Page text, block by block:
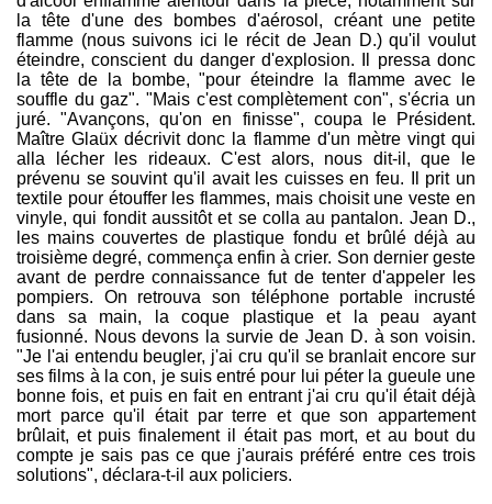
la tête d'une des bombes d'aérosol, créant une petite
flamme (nous suivons ici le récit de Jean D.) qu'il voulut
éteindre, conscient du danger d'explosion. Il pressa donc
la tête de la bombe, "pour éteindre la flamme avec le
souffle du gaz". "Mais c'est complètement con", s'écria un
juré. "Avançons, qu'on en finisse", coupa le Président.
Maître Glaüx décrivit donc la flamme d'un mètre vingt qui
alla lécher les rideaux. C'est alors, nous dit-il, que le
prévenu se souvint qu'il avait les cuisses en feu. Il prit un
textile pour étouffer les flammes, mais choisit une veste en
vinyle, qui fondit aussitôt et se colla au pantalon. Jean D.,
les mains couvertes de plastique fondu et brûlé déjà au
troisième degré, commença enfin à crier. Son dernier geste
avant de perdre connaissance fut de tenter d'appeler les
pompiers. On retrouva son téléphone portable incrusté
dans sa main, la coque plastique et la peau ayant
fusionné. Nous devons la survie de Jean D. à son voisin.
"Je l'ai entendu beugler, j'ai cru qu'il se branlait encore sur
ses films à la con, je suis entré pour lui péter la gueule une
bonne fois, et puis en fait en entrant j'ai cru qu'il était déjà
mort parce qu'il était par terre et que son appartement
brûlait, et puis finalement il était pas mort, et au bout du
compte je sais pas ce que j'aurais préféré entre ces trois
solutions", déclara-t-il aux policiers.